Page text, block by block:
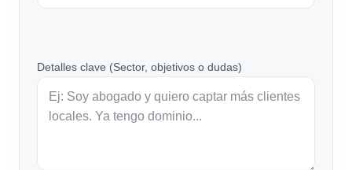
Detalles clave (Sector, objetivos o dudas)